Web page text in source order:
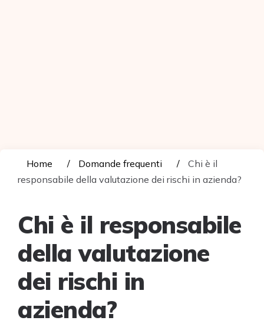
Home Domande frequenti
Chi è il
responsabile della valutazione dei rischi in azienda?
Chi è il responsabile
della valutazione
dei rischi in
azienda?